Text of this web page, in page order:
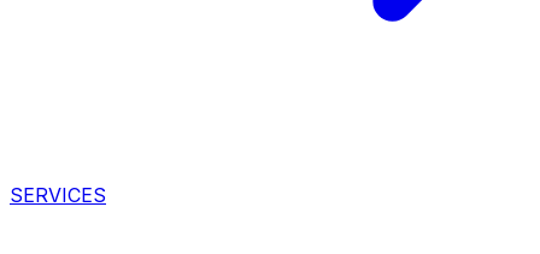
SERVICES